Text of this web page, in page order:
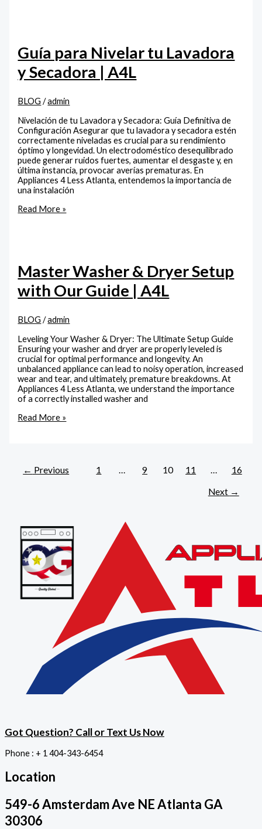
Guía para Nivelar tu Lavadora
y Secadora | A4L
BLOG /admin
Nivelación de tu Lavadora y Secadora: Guía Definitiva de
Configuración Asegurar que tu lavadora y secadora estén
correctamente niveladas es crucial para su rendimiento
óptimo y longevidad. Un electrodoméstico desequilibrado
puede generar ruidos fuertes, aumentar el desgaste y, en
última instancia, provocar averías prematuras. En
Appliances 4 Less Atlanta, entendemos la importancia de
una instalación
Read More »
Master Washer & Dryer Setup
with Our Guide | A4L
BLOG /admin
Leveling Your Washer & Dryer: The Ultimate Setup Guide
Ensuring your washer and dryer are properly leveled is
crucial for optimal performance and longevity. An
unbalanced appliance can lead to noisy operation, increased
wear and tear, and ultimately, premature breakdowns. At
Appliances 4 Less Atlanta, we understand the importance
of a correctly installed washer and
Read More »
← Previous 1 … 9 10 11 … 16
Next →
Got Question? Call or Text Us Now
Phone : + 1 404-343-6454
Location
549-6 Amsterdam Ave NE Atlanta GA
30306